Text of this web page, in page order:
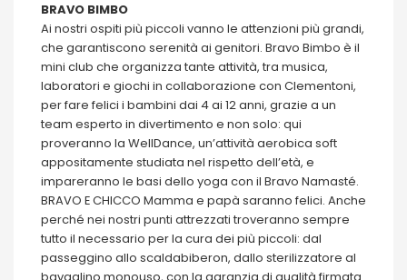
BRAVO BIMBO
Ai nostri ospiti più piccoli vanno le attenzioni più grandi,
che garantiscono serenità ai genitori. Bravo Bimbo è il
mini club che organizza tante attività, tra musica,
laboratori e giochi in collaborazione con Clementoni,
per fare felici i bambini dai 4 ai 12 anni, grazie a un
team esperto in divertimento e non solo: qui
proveranno la WellDance, un’attività aerobica soft
appositamente studiata nel rispetto dell’età, e
impareranno le basi dello yoga con il Bravo Namasté.
BRAVO E CHICCO Mamma e papà saranno felici. Anche
perché nei nostri punti attrezzati troveranno sempre
tutto il necessario per la cura dei più piccoli: dal
passeggino allo scaldabiberon, dallo sterilizzatore al